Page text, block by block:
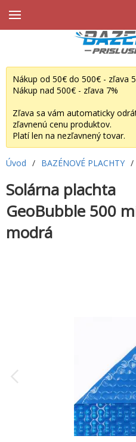
Nákup od 50€ do 500€ - zľava
Nákup nad 500€ - zľava 7%
Zľava sa vám automaticky
zľavnenú cenu produktov.
Platí len na nezľavnený tovar.
Úvod / BAZÉNOVÉ PLACHTY /
Solárna plachta
GeoBubble 500
modrá